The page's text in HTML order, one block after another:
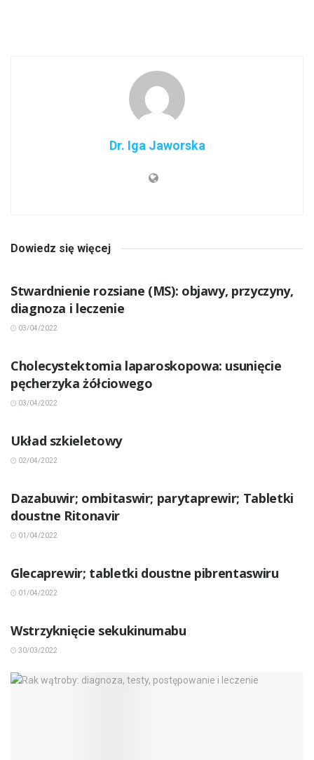
Dr. Iga Jaworska
Dowiedz się więcej
Stwardnienie rozsiane (MS): objawy, przyczyny,
diagnoza i leczenie
03/04/2022
Cholecystektomia laparoskopowa: usunięcie
pęcherzyka żółciowego
03/04/2022
Układ szkieletowy
02/04/2022
Dazabuwir; ombitaswir; parytaprewir; Tabletki
doustne Ritonavir
01/04/2022
Glecaprewir; tabletki doustne pibrentaswiru
01/04/2022
Wstrzyknięcie sekukinumabu
30/03/2022